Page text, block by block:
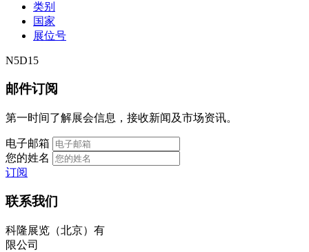
类别
国家
展位号
N5D15
邮件订阅
第一时间了解展会信息，接收新闻及市场资讯。
电子邮箱
您的姓名
订阅
联系我们
科隆展览（北京）有
限公司